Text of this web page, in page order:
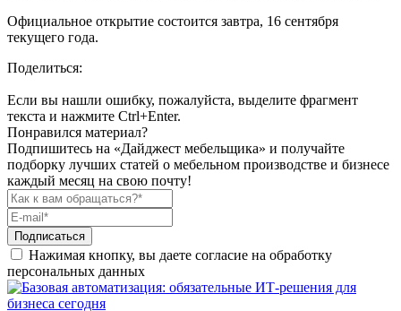
Официальное открытие состоится завтра, 16 сентября
текущего года.
Поделиться:
Если вы нашли ошибку, пожалуйста, выделите фрагмент
текста и нажмите Ctrl+Enter.
Понравился материал?
Подпишитесь на «Дайджест мебельщика» и получайте
подборку лучших статей о мебельном производстве и бизнесе
каждый месяц на свою почту!
Подписаться
Нажимая кнопку, вы даете согласие на обработку
персональных данных